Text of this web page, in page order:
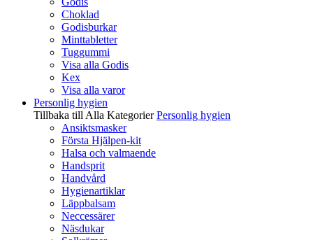
Choklad
Godisburkar
Minttabletter
Tuggummi
Visa alla Godis
Kex
Visa alla varor
Personlig hygien
Tillbaka till Alla Kategorier Personlig hygien
Ansiktsmasker
Första Hjälpen-kit
Halsa och valmaende
Handsprit
Handvård
Hygienartiklar
Läppbalsam
Neccessärer
Näsdukar